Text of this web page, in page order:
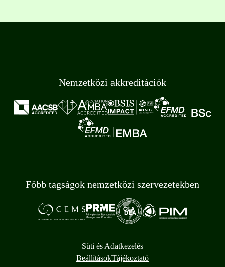
Nemzetközi akkreditációk
Főbb tagságok nemzetközi szervezetekben
Süti és Adatkezelés
BeállításokTájékoztató